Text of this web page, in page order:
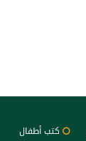
كتب أطفال